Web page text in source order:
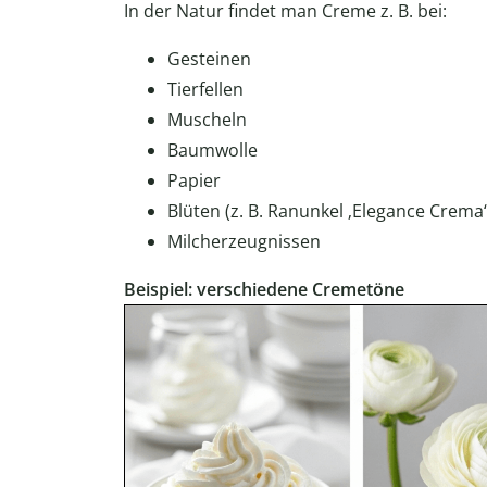
In der Natur findet man Creme z. B. bei:
Gesteinen
Tierfellen
Muscheln
Baumwolle
Papier
Blüten (z. B. Ranunkel ‚Elegance
Milcherzeugnissen
Beispiel: verschiedene Cremetöne